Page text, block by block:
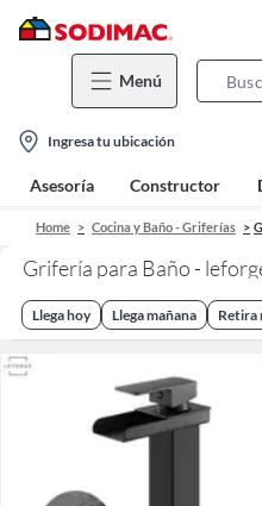
Menú
location-
icon
Ingresa tu ubicación
Asesoría Constructor
Home Cocina y Baño - Griferías
Grifería para Baño -
Llega hoy Llega mañana Retira